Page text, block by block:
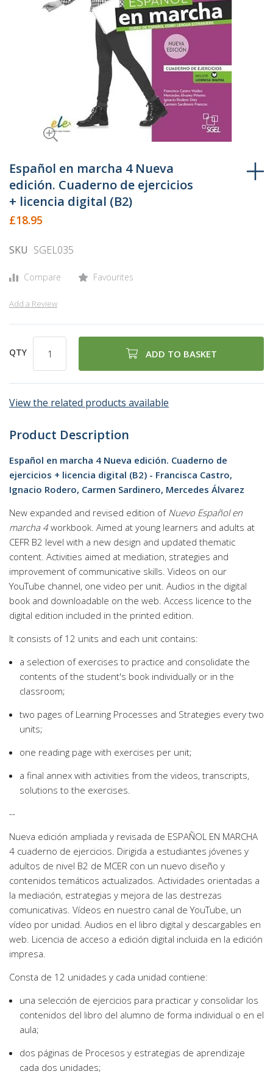
to
the
beginning
of
the
gallery
Español en marcha 4 Nueva
edición. Cuaderno de ejercicios
+ licencia digital (B2)
£18.95
SKU SGEL035
Compare Favourites
Add a Review
QTY ADD TO BASKET
View the related products available
Product Description
Español en marcha 4 Nueva edición. Cuaderno de
ejercicios + licencia digital (B2) - Francisca Castro,
Ignacio Rodero, Carmen Sardinero, Mercedes Álvarez
New expanded and revised edition of Nuevo Español en
marcha 4 workbook. Aimed at young learners and adults at
CEFR B2 level with a new design and updated thematic
content. Activities aimed at mediation, strategies and
improvement of communicative skills. Videos on our
YouTube channel, one video per unit. Audios in the digital
book and downloadable on the web. Access licence to the
digital edition included in the printed edition.
It consists of 12 units and each unit contains:
a selection of exercises to practice and consolidate the
contents of the student's book individually or in the
classroom;
two pages of Learning Processes and Strategies every two
units;
one reading page with exercises per unit;
a final annex with activities from the videos, transcripts,
solutions to the exercises.
--
Nueva edición ampliada y revisada de ESPAÑOL EN MARCHA
4 cuaderno de ejercicios. Dirigida a estudiantes jóvenes y
adultos de nivel B2 de MCER con un nuevo diseño y
contenidos temáticos actualizados. Actividades orientadas a
la mediación, estrategias y mejora de las destrezas
comunicativas. Vídeos en nuestro canal de YouTube, un
vídeo por unidad. Audios en el libro digital y descargables en
web. Licencia de acceso a edición digital incluida en la edición
impresa.
Consta de 12 unidades y cada unidad contiene:
una selección de ejercicios para practicar y consolidar los
contenidos del libro del alumno de forma individual o en el
aula;
dos páginas de Procesos y estrategias de aprendizaje
cada dos unidades;